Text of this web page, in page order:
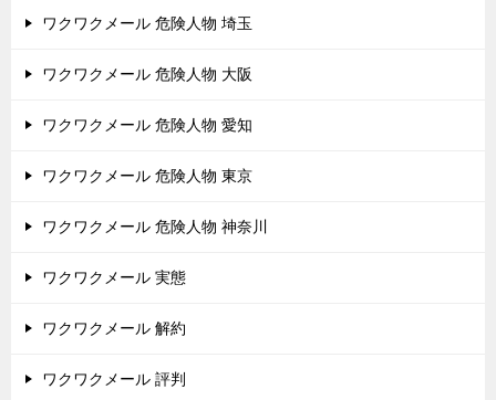
ワクワクメール 危険人物 埼玉
ワクワクメール 危険人物 大阪
ワクワクメール 危険人物 愛知
ワクワクメール 危険人物 東京
ワクワクメール 危険人物 神奈川
ワクワクメール 実態
ワクワクメール 解約
ワクワクメール 評判